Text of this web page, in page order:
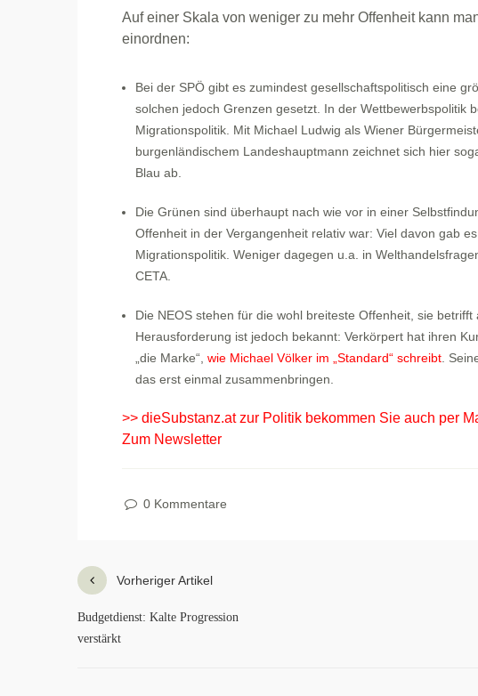
Auf einer Skala von weniger zu mehr Offenheit kann
einordnen:
Bei der SPÖ gibt es zumindest gesellschaftspolitisch eine
solchen jedoch Grenzen gesetzt. In der Wettbewerbspolitik
Migrationspolitik. Mit Michael Ludwig als Wiener
burgenländischem Landeshauptmann zeichnet sich hier
Blau ab.
Die Grünen sind überhaupt nach wie vor in einer
Offenheit in der Vergangenheit relativ war: Viel davon gab
Migrationspolitik. Weniger dagegen u.a. in
CETA.
Die NEOS stehen für die wohl breiteste Offenheit, sie
Herausforderung ist jedoch bekannt: Verkörpert hat ihren
„die Marke“, wie Michael Völker im „Standard“ schreibt .
das erst einmal zusammenbringen.
>> dieSubstanz.at zur Politik bekommen Sie auch per
Zum Newsletter
0 Kommentare
Vorheriger Artikel
Budgetdienst: Kalte Progression
verstärkt